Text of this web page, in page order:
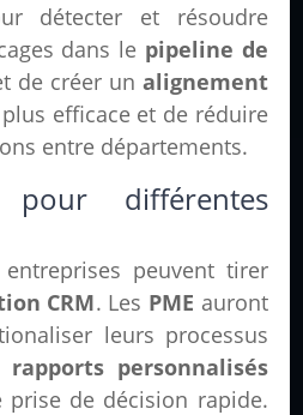
détecter et résoudre
dans le pipeline de
de créer un alignement
plus efficace et de réduire
entre départements.
pour différentes
peuvent tirer
CRM. Les PME auront
leurs processus
rapports personnalisés
de décision rapide.